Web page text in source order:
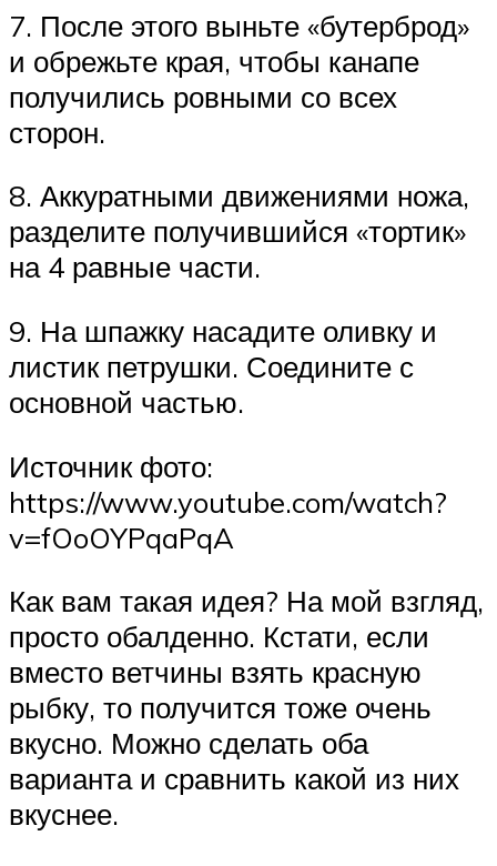
7. После этого выньте «бутерброд»
и обрежьте края, чтобы канапе
получились ровными со всех
сторон.
8. Аккуратными движениями ножа,
разделите получившийся «тортик»
на 4 равные части.
9. На шпажку насадите оливку и
листик петрушки. Соедините с
основной частью.
Источник фото:
https://www.youtube.com/watch?
v=fOoOYPqaPqA
Как вам такая идея? На мой взгляд,
просто обалденно. Кстати, если
вместо ветчины взять красную
рыбку, то получится тоже очень
вкусно. Можно сделать оба
варианта и сравнить какой из них
вкуснее.